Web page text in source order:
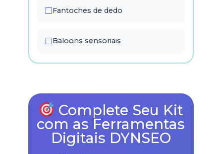
Fantoches de dedo
Baloons sensoriais
Complete Seu Kit
com as Ferramentas
Digitais DYNSEO